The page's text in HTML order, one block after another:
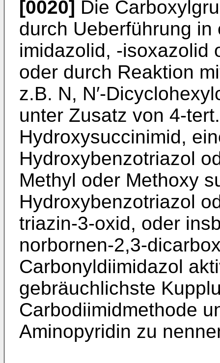
[0020] Die
durch Ueberführung
imidazolid, -isoxazolid
oder durch Reaktion
z.B. N, N′-
unter Zusatz von 4-
Hydroxysuccinimid,
Hydroxybenzotriazol
Methyl oder Methoxy
Hydroxybenzotriazol
triazin-3-oxid, oder
norbornen-2,3-
Carbonyl­diimidazol
gebräuchlichste
Carbodiimidmethode
Aminopyridin zu